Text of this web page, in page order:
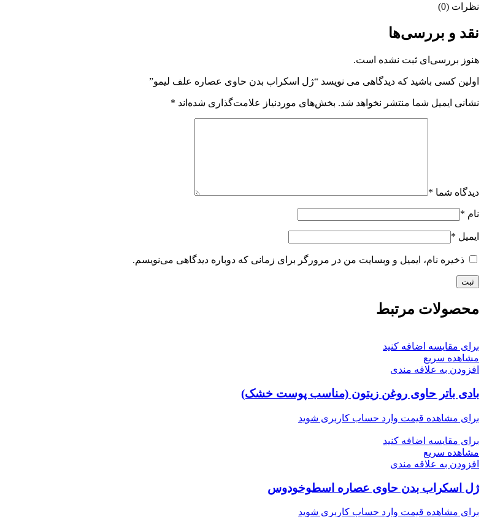
نظرات (0)
نقد و بررسی‌ها
هنوز بررسی‌ای ثبت نشده است.
اولین کسی باشید که دیدگاهی می نویسد “ژل اسکراب بدن حاوی عصاره علف لیمو”
نشانی ایمیل شما منتشر نخواهد شد. بخش‌های موردنیاز علامت‌گذاری شده‌اند *
دیدگاه شما *
نام *
ایمیل *
ذخیره نام، ایمیل و وبسایت من در مرورگر برای زمانی که دوباره دیدگاهی می‌نویسم.
محصولات مرتبط
برای مقایسه اضافه کنید
مشاهده سریع
افزودن به علاقه مندی
بادی باتر حاوی روغن زیتون (مناسب پوست خشک)
برای مشاهده قیمت وارد حساب کاربری شوید
برای مقایسه اضافه کنید
مشاهده سریع
افزودن به علاقه مندی
ژل اسکراب بدن حاوی عصاره اسطوخودوس
برای مشاهده قیمت وارد حساب کاربری شوید